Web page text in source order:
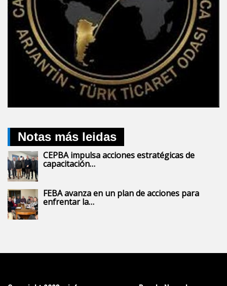
Notas más leidas
CEPBA impulsa acciones estratégicas de
capacitación…
FEBA avanza en un plan de acciones para
enfrentar la…